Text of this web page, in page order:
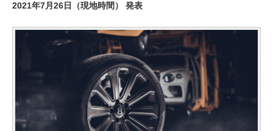
2021年7月26日（現地時間） 発表